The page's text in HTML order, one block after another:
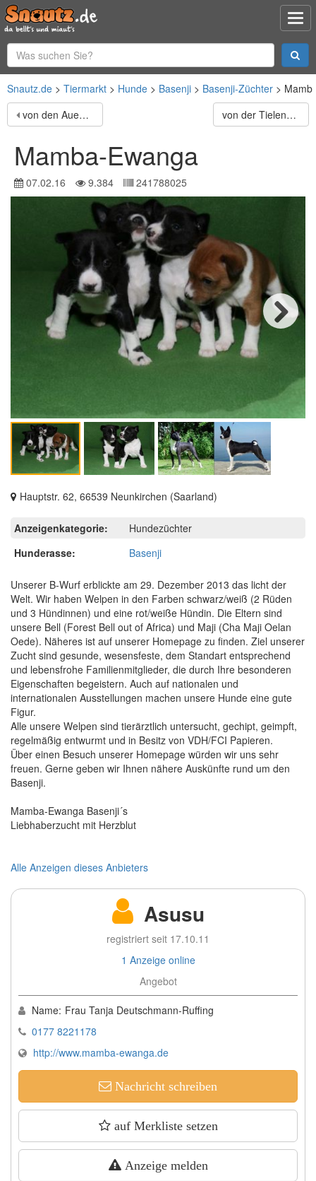
Snautz.de Tiermarkt Hunde Basenji Basenji-Züchter
von den Auenwäldern
von der Tielenau
Mamba-Ewanga
07.02.16 9.384 241788025
Hauptstr. 62, 66539 Neunkirchen (Saarland)
Anzeigenkategorie:
Hundezüchter
Hunderasse:
Basenji
Unserer B-Wurf erblickte am 29. Dezember 2013 das licht der
Welt. Wir haben Welpen in den Farben schwarz/weiß (2 Rüden
und 3 Hündinnen) und eine rot/weiße Hündin. Die Eltern sind
unsere Bell (Forest Bell out of Africa) und Maji (Cha Maji Oelan
Oede). Näheres ist auf unserer Homepage zu finden. Ziel unserer
Zucht sind gesunde, wesensfeste, dem Standart entsprechend
und lebensfrohe Familienmitglieder, die durch Ihre besonderen
Eigenschaften begeistern. Auch auf nationalen und
internationalen Ausstellungen machen unsere Hunde eine gute
Figur.
Alle unsere Welpen sind tierärztlich untersucht, gechipt, geimpft,
regelmäßig entwurmt und in Besitz von VDH/FCI Papieren.
Über einen Besuch unserer Homepage würden wir uns sehr
freuen. Gerne geben wir Ihnen nähere Auskünfte rund um den
Basenji.
Mamba-Ewanga Basenji´s
Liebhaberzucht mit Herzblut
Alle Anzeigen dieses Anbieters
Asusu
registriert seit 17.10.11
1 Anzeige online
Angebot
Name: Frau Tanja Deutschmann-Ruffing
0177 8221178
http://www.mamba-ewanga.de
Nachricht schreiben
auf Merkliste setzen
Anzeige melden